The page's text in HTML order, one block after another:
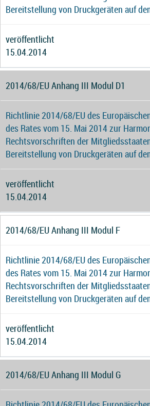
Bereitstellung von Druckgeräten auf
veröffentlicht
15.04.2014
2014/68/EU Anhang III Modul D1
Richtlinie 2014/68/EU des
des Rates vom 15. Mai 2014 zur
Rechtsvorschriften der
Bereitstellung von Druckgeräten auf
veröffentlicht
15.04.2014
2014/68/EU Anhang III Modul F
Richtlinie 2014/68/EU des
des Rates vom 15. Mai 2014 zur
Rechtsvorschriften der
Bereitstellung von Druckgeräten auf
veröffentlicht
15.04.2014
2014/68/EU Anhang III Modul G